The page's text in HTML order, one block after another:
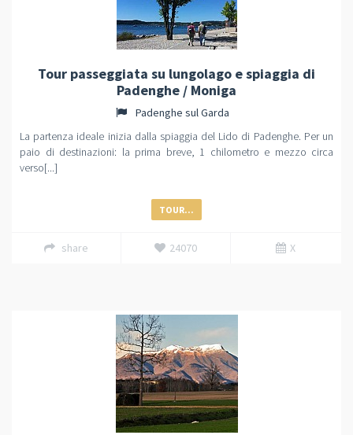
Tour passeggiata su lungolago e spiaggia di
Padenghe / Moniga
Padenghe sul Garda
La partenza ideale inizia dalla spiaggia del Lido di Padenghe. Per un
paio di destinazioni: la prima breve, 1 chilometro e mezzo circa
verso[...]
TOUR...
share 24070 X